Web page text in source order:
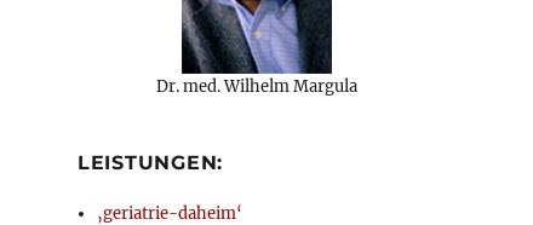
Dr. med. Wilhelm Margula
LEISTUNGEN:
‚geriatrie-daheim‘